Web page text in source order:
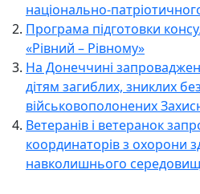
національно-
Програма підготовки
«Рівний – Рівному»
На Донеччині
дітям загиблих, зниклих
військовополонених
Ветеранів і ветеранок
координаторів з охорони
навколишнього